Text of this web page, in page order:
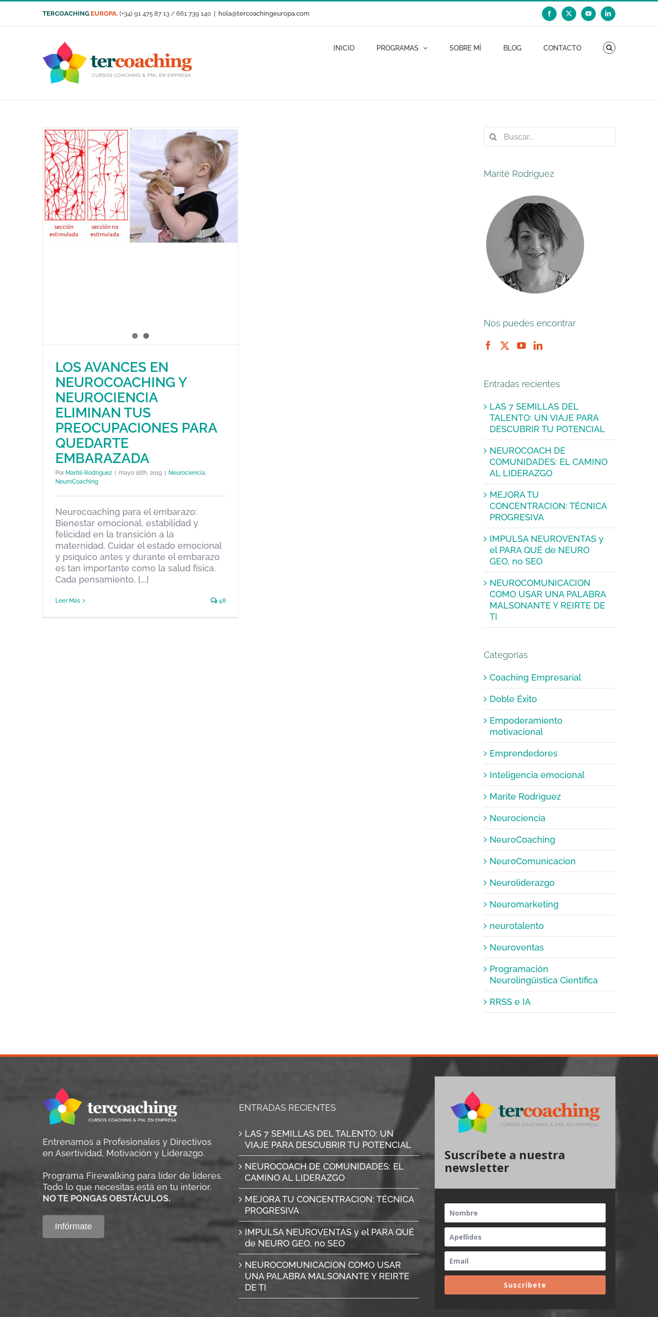
contenido
TERCOACHING EUROPA. (+34) 91 475 87 13 / 661 739 140 hola@tercoachingeuropa.com Facebook
X YouTubeLinkedIn
INICIO PROGRAMAS SOBRE MÍ BLOG CONTACTO
LOS AVANCES EN
NEUROCOACHING Y
NEUROCIENCIA ELIMINAN TUS
PREOCUPACIONES PARA
QUEDARTE EMBARAZADA
Neurociencia NeuroCoaching
LOS AVANCES EN
NEUROCOACHING Y
NEUROCIENCIA
ELIMINAN TUS
PREOCUPACIONES PARA
QUEDARTE
EMBARAZADA
Por Marité Rodriguez | mayo 16th, 2019 | Neurociencia
NeuroCoaching
Neurocoaching para el embarazo:
Bienestar emocional, estabilidad y
felicidad en la transición a la
maternidad. Cuidar el estado emocional
y psíquico antes y durante el embarazo
es tan importante como la salud física.
Cada pensamiento, [...]
Leer Más 48
Buscar:
Marité Rodriguez
Nos puedes encontrar
Entradas recientes
LAS 7 SEMILLAS DEL
TALENTO: UN VIAJE PARA
DESCUBRIR TU POTENCIAL
NEUROCOACH DE
COMUNIDADES: EL CAMINO
AL LIDERAZGO
MEJORA TU
CONCENTRACION: TÉCNICA
PROGRESIVA
IMPULSA NEUROVENTAS y
el PARA QUÉ de NEURO
GEO, no SEO
NEUROCOMUNICACION
COMO USAR UNA PALABRA
MALSONANTE Y REIRTE DE
TI
Categorías
Coaching Empresarial
Doble Éxito
Empoderamiento
motivacional
Emprendedores
Inteligencia emocional
Marite Rodriguez
Neurociencia
NeuroCoaching
NeuroComunicacion
Neuroliderazgo
Neuromarketing
neurotalento
Neuroventas
Programación
Neurolingüística Científica
RRSS e IA
Entrenamos a Profesionales y Directivos
en Asertividad, Motivación y Liderazgo.
Programa Firewalking para líder de líderes.
Todo lo que necesitas está en tu interior.
NO TE PONGAS OBSTÁCULOS.
Infórmate
ENTRADAS RECIENTES
LAS 7 SEMILLAS DEL TALENTO: UN
VIAJE PARA DESCUBRIR TU POTENCIAL
NEUROCOACH DE COMUNIDADES: EL
CAMINO AL LIDERAZGO
MEJORA TU CONCENTRACION: TÉCNICA
PROGRESIVA
IMPULSA NEUROVENTAS y el PARA QUÉ
de NEURO GEO, no SEO
NEUROCOMUNICACION COMO USAR
UNA PALABRA MALSONANTE Y REIRTE
DE TI
Suscríbete a nuestra
newsletter
Suscríbete